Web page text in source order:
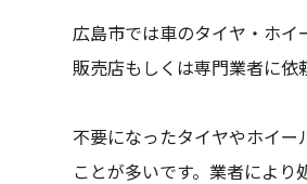
広島市では車のタイヤ・ホ
販売店もしくは専門業者に依
不要になったタイヤやホイ
ことが多いです。業者により